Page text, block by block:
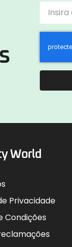
World
Privacidade
Condições